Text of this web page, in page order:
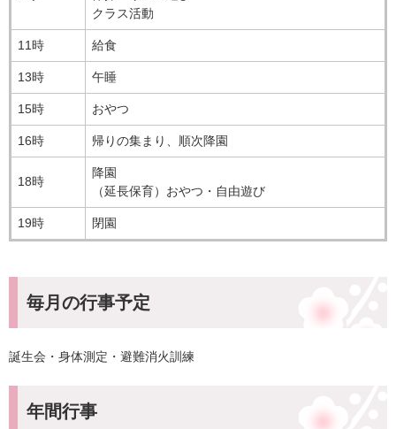
クラス活動
11時 給食
13時 午睡
15時 おやつ
16時 帰りの集まり、順次降園
18時
降園
（延長保育）おやつ・自由遊び
19時 閉園
毎月の行事予定
誕生会・身体測定・避難消火訓練
年間行事